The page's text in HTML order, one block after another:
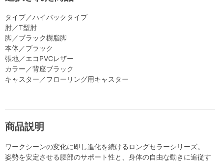
タイプ／ハイバックタイプ
肘／T型肘
脚／ブラック樹脂脚
本体／ブラック
張地／エコPVCレザー
カラー／背座ブラック
キャスター／フローリング用キャスター
商品説明
ワークシーンの変化に即し進化を続けるロングセラーシリーズ。
姿勢を安定させる腰部のサポート性と、身体の自由な動きに追従す